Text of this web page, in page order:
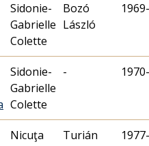
Sidonie-
Gabrielle
Colette
Bozó
László
Sidonie-
Gabrielle
Colette
-
Nicuţa
Turián